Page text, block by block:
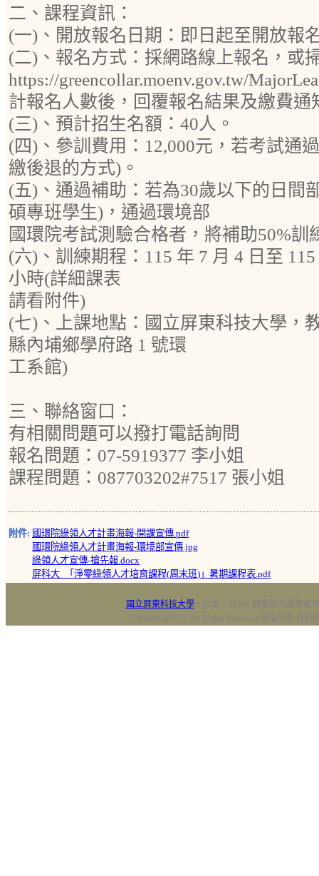
二、課程資訊：
(一)、開放報名日期：即日起至開放報
(二)、報名方式：採網路線上報名，或
https://greencollar.moenv.gov.tw/
計報名人數後，回覆報名結果及繳費通
(三)、預計招生名額：40人。
(四)、參訓費用：12,000元，若考試通
繳後退的方式)。
(五)、通過補助：若為30歲以下的日間
碩專班學生)，通過環境部
國環院考試測驗合格者，將補助50%訓
(六)、訓練期程：115 年 7 月 4 日至
小時(詳細課表
請看附件)
(七)、上課地點：國立屏東科技大學，
縣內埔鄉學府路 1 號環
工系館)
三、聯絡窗口：
有相關問題可以撥打電話詢問
報名問題：07-5919377 李小姐
課程問題：087703202#7517 張小姐
附件: 國環院綠領人才計畫海報-開課宣傳.pdf
國環院綠領人才計畫海報-環境部宣傳.jpg
綠領人才宣傳-搶先報.docx
屏科大_「淨零綠領人才培育課程(周末班)」暑期課程表.pdf
國立屏東科技大學‧校址：91201 屏東縣內埔鄉老